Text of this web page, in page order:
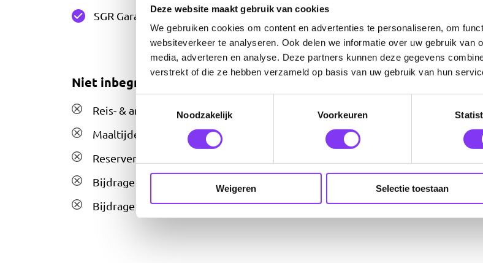
Deze website maakt gebruik van cookies
We gebruiken cookies om content en advertenties te personaliseren, om
websiteverkeer te analyseren. Ook delen we informatie over uw gebruik van
media, adverteren en analyse. Deze partners kunnen deze gegevens
verstrekt of die ze hebben verzameld op basis van uw gebruik van hun
Noodzakelijk
Voorkeuren
Weigeren Selectie toestaan
SGR Garantie
Niet inbegrepen bij reisplan
Reis- & annuleringsverzekering
Maaltijden (tenzij aangegeven)
Reserveringskosten €25,- per boeking
Bijdrage SGR €5,- per persoon
Bijdrage aansprakelijkheidsverzekering: €3,- per persoon